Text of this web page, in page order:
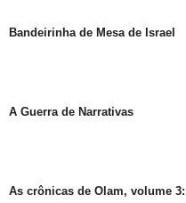
Bandeirinha de Mesa de Israel
A Guerra de Narrativas
As crônicas de Olam, volume